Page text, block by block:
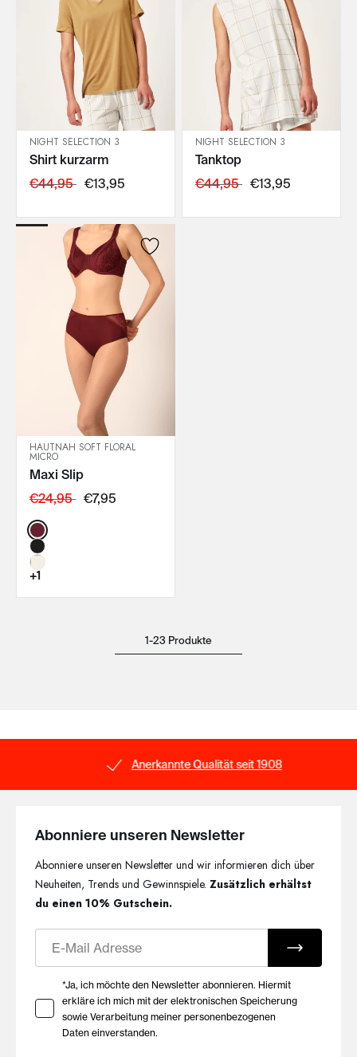
IN DEN WARENKORB
NIGHT SELECTION 3
Shirt kurzarm
€44,95 €13,95
IN DEN WARENKORB
NIGHT SELECTION 3
Tanktop
€44,95 €13,95
HAUTNAH SOFT FLORAL
MICRO
Maxi Slip
€24,95 €7,95
Color:
+1
1-23 Produkte
Anerkannte Qualität seit 1908
Abonniere unseren Newsletter
Abonniere unseren Newsletter und wir informieren dich über
Neuheiten, Trends und Gewinnspiele.Zusätzlich erhältst
du einen 10% Gutschein.
Ihre Zustimmung zu Marketing E-Mails
*Ja, ich möchte den Newsletter abonnieren. Hiermit
erkläre ich mich mit der elektronischen Speicherung
sowie Verarbeitung meiner personenbezogenen
Daten einverstanden.